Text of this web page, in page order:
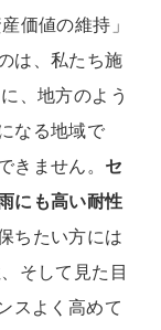
価値の維持」
は、私たち施
、地方のよう
なる地域で
きません。 セ
にも高い耐性
ちたい方には
そして見た目
スよく高めて